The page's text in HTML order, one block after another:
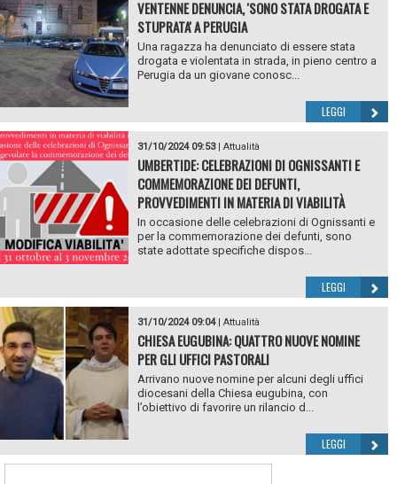
VENTENNE DENUNCIA, 'SONO STATA DROGATA E
STUPRATA' A PERUGIA
Una ragazza ha denunciato di essere stata
drogata e violentata in strada, in pieno centro a
Perugia da un giovane conosc...
LEGGI
31/10/2024 09:53| Attualità
UMBERTIDE: CELEBRAZIONI DI OGNISSANTI E
COMMEMORAZIONE DEI DEFUNTI,
PROVVEDIMENTI IN MATERIA DI VIABILITÀ
In occasione delle celebrazioni di Ognissanti e
per la commemorazione dei defunti, sono
state adottate specifiche dispos...
LEGGI
31/10/2024 09:04| Attualità
CHIESA EUGUBINA: QUATTRO NUOVE NOMINE
PER GLI UFFICI PASTORALI
Arrivano nuove nomine per alcuni degli uffici
diocesani della Chiesa eugubina, con
l’obiettivo di favorire un rilancio d...
LEGGI